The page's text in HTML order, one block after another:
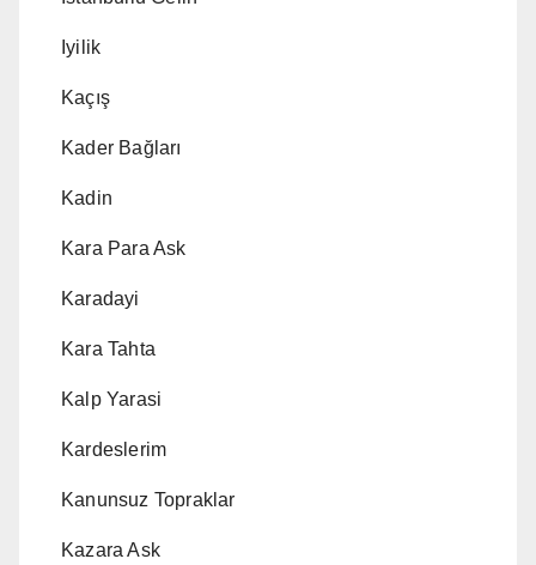
Iyilik
Kaçış
Kader Bağları
Kadin
Kara Para Ask
Karadayi
Kara Tahta
Kalp Yarasi
Kardeslerim
Kanunsuz Topraklar
Kazara Ask